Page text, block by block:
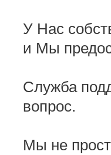
У Нас
и Мы
Служба
вопрос.
Мы не